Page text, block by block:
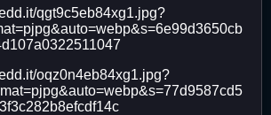
qgt9c5eb84xg1.jpg?
oqz0n4eb84xg1.jpg?